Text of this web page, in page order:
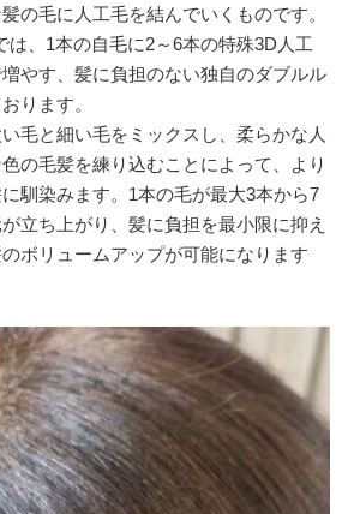
の毛に人工毛を結んでいくものです。
は、1本の自毛に2～6本の特殊3D人工
やす、髪に負担のない独自のダブルル
ります。
毛と細い毛をミックスし、柔らかな人
の毛髪を練り込むことによって、より
馴染みます。1本の毛が最大3本から7
立ち上がり、髪に負担を最小限に抑え
ボリュームアップが可能になります